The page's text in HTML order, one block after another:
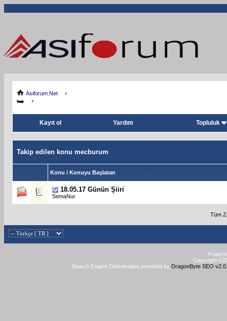
Asiforum.Net
Kayıt ol Yardım Topluluk
Takip edilen konu mecburum
Konu / Konuyu Başlatan
18.05.17 Günün Şiiri
SemaNur
Tüm
Copyright
Search Engine Optimisation provided by DragonByte SEO